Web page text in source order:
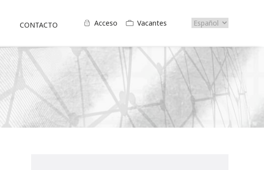
CONTACTO
TopAcceso Vacantes